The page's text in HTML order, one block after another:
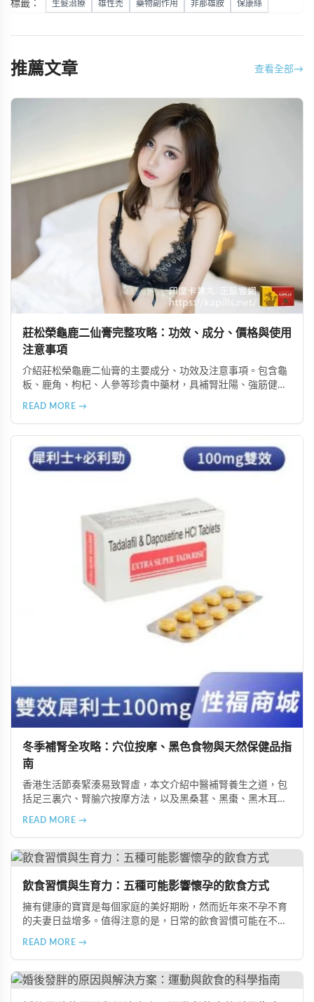
標籤： 生髮治療 雄性禿 藥物副作用 非那雄胺 保康絲
推薦文章 查看全部→
莊松榮龜鹿二仙膏完整攻略：功效、成分、價格與使用
注意事項
介紹莊松榮龜鹿二仙膏的主要成分、功效及注意事項。包含龜
板、鹿角、枸杞、人參等珍貴中藥材，具補腎壯陽、強筋健
READ MORE →
冬季補腎全攻略：穴位按摩、黑色食物與天然保健品指
南
香港生活節奏緊湊易致腎虛，本文介紹中醫補腎養生之道，包
括足三裏穴、腎腧穴按摩方法，以及黑桑葚、黑棗、黑木耳等
READ MORE →
飲食習慣與生育力：五種可能影響懷孕的飲食方式
擁有健康的寶寶是每個家庭的美好期盼，然而近年來不孕不育
的夫妻日益增多。值得注意的是，日常的飲食習慣可能在不知
擔，幫助準備懷孕的夫妻提升受孕機率。
READ MORE →